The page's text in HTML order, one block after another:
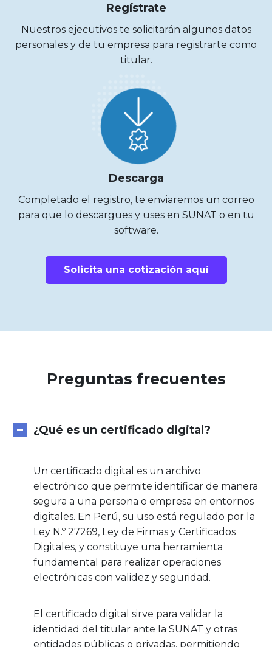
Regístrate
Nuestros ejecutivos te solicitarán algunos datos
personales y de tu empresa para registrarte como
titular.
Descarga
Completado el registro, te enviaremos un correo
para que lo descargues y uses en SUNAT o en tu
software.
Solicita una cotización aquí
Preguntas frecuentes
¿Qué es un certificado digital?
Un certificado digital es un archivo
electrónico que permite identificar de manera
segura a una persona o empresa en entornos
digitales. En Perú, su uso está regulado por la
Ley N.º 27269, Ley de Firmas y Certificados
Digitales, y constituye una herramienta
fundamental para realizar operaciones
electrónicas con validez y seguridad.
El certificado digital sirve para validar la
identidad del titular ante la SUNAT y otras
entidades públicas o privadas, permitiendo